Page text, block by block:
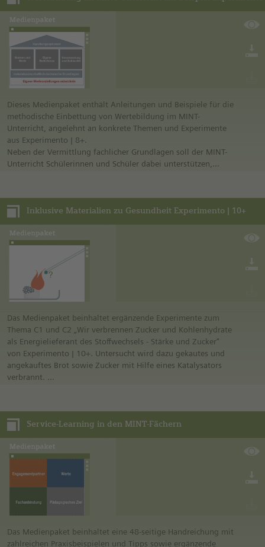
Hintergründen sowie Kenntnis der unterschiedlichen
Argumente. Damit Schülerinnen und Schüler sich
eigenständig und sachlich eine begründete Meinung bilden
und diese kommunizieren können, stellt das Medienpaket
verschiedene Medien und Arbeitsmaterialien bereit. Das
Medienpaket behandelt die Themen:
• Aufbau und Funktion des menschlichen Immunsystems
• Infektionskrankheiten
Dieses Medienpaket enthält Anleitungen und Beispiele für die
methodische Einbettung von Wertebildung im MINT-
Unterricht, angelehnt an konkrete Themen und Experimente
aus Experimento | 8+.
Neben der Vermittlung fachlicher Grundlagen soll der MINT-
Unterricht Schülerinnen und Schüler dabei unterstützen,
Konsequenzen der eigenen Handlungen und
Verhaltensweisen abzuschätzen und zu bewerten, ist eine
Auseinandersetzung mit Werten im MINT-Unterricht daher
unerlässlich. Als Ergänzung zum Leitfaden Werte Experimento
| 8+ enthält dieses Medienpaket konkrete
Methodenvorschläge und Beispiele für die Einbettung von
Wertebildung in den MINT-Unterricht.
Inklusive Materialien zu Gesundheit Experimento | 10+
Das Medienpaket beinhaltet ergänzende Experimente zum
Thema C1 und C2 „Wir verbrennen Zucker und Kohlenhydrate
als Energielieferant des Stoffwechsels - Stärke und Zucker“
von Experimento | 10+. Untersucht wird dazu gekautes und
angekauftes Brot sowie Zucker mit Hilfe eines Katalysators
verbrannt.
bis 10 in Hauswirtschaft eingesetzt werden.
Das ergänzende Experiment zum Thema C6 „Haut und
Hygiene – „Vor dem Essen Händewaschen nicht vergessen!“
(Medien „Eigenschaften von Tensiden“) untersucht, was beim
Händewaschen mit der Haut passiert. Das Thema kann in der
weiterführenden Schule in der Klassestufe 8 in Chemie und 9
Anhalts und unterstützen den inklusiven Unterricht.
und Schüler naturwissenschaftlich-technische Sachverhalte
selbstständig erforschen, reflektieren und verstehen sowie ihr
Service-Learning in den MINT-Fächern
Das Medienpaket beinhaltet eine 48-seitige Handreichung mit
zahlreichen Praxisbeispielen und Tipps sowie ergänzende